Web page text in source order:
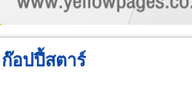
ก๊อปปี้สตาร์